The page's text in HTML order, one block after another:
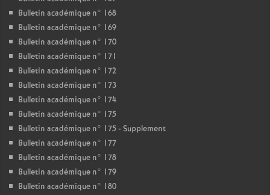
Bulletin académique n° 168
Bulletin académique n° 169
Bulletin académique n° 170
Bulletin académique n° 171
Bulletin académique n° 172
Bulletin académique n° 173
Bulletin académique n° 174
Bulletin académique n° 175
Bulletin académique n° 175 - Supplement
Bulletin académique n° 177
Bulletin académique n° 178
Bulletin académique n° 179
Bulletin académique n° 180